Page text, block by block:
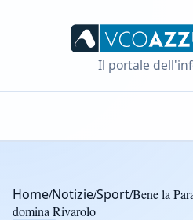
Il portale
Home/Notizie/Sport/Bene la
domina Rivarolo